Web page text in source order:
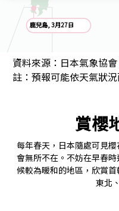
鹿兒島, 3月27日
資料來源：日本氣象協會
註：預報可能依天氣狀
賞櫻
每年春天，日本隨處可見
會無所不在。不妨在早春
候較為暖和的地區，欣賞
東北